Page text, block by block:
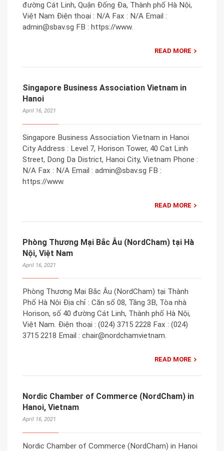
đường Cát Linh, Quận Đống Đa, Thành phố Hà Nội,
Việt Nam Điện thoại : N/A Fax : N/A Email :
admin@sbav.sg FB : https://www.
READ MORE
Singapore Business Association Vietnam in
Hanoi
April 16, 2021
Singapore Business Association Vietnam in Hanoi
City Address : Level 7, Horison Tower, 40 Cat Linh
Street, Dong Da District, Hanoi City, Vietnam Phone :
N/A Fax : N/A Email : admin@sbav.sg FB :
https://www.
READ MORE
Phòng Thương Mại Bắc Âu (NordCham) tại Hà
Nội, Việt Nam
April 16, 2021
Phòng Thương Mại Bắc Âu (NordCham) tại Thành
Phố Hà Nội Địa chỉ : Căn số 08, Tầng 3B, Tòa nhà
Horison, số 40 đường Cát Linh, Thành phố Hà Nội,
Việt Nam. Điện thoại : (024) 3715 2228 Fax : (024)
3715 2218 Email : chair@nordchamvietnam.
READ MORE
Nordic Chamber of Commerce (NordCham) in
Hanoi, Vietnam
April 16, 2021
Nordic Chamber of Commerce (NordCham) in Hanoi